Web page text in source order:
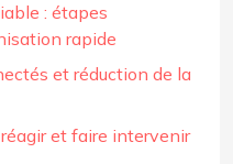
: étapes
rapide
et réduction de la
et faire intervenir